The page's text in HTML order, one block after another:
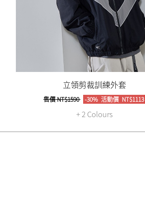
立領剪裁訓練外套
售價NT$1590 -30% 活動價NT$1113
+ 2 Colours